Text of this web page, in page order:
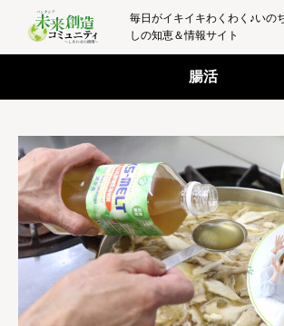
毎日がイキイキわくわく♪いの
しの知恵＆情報サイト
腸活